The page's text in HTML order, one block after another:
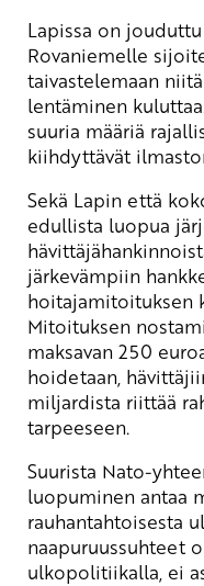
Lapissa on
Rovaniemelle
taivastelemaan
lentäminen
suuria määriä
kiihdyttävät
Sekä Lapin että
edullista luopua
järkevämpiin
hoitajamitoituksen
Mitoituksen
maksavan 250
hoidetaan,
miljardista riittää
tarpeeseen.
Suurista Nato-
luopuminen antaa
rauhantahtoisesta
naapuruussuhteet
ulkopolitiikalla, ei